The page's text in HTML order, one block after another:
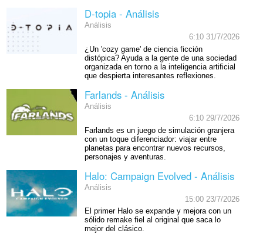
D-topia - Análisis
Análisis
6:10 31/7/2026
¿Un 'cozy game' de ciencia ficción
distópica? Ayuda a la gente de una sociedad
organizada en torno a la inteligencia artificial
que despierta interesantes reflexiones.
Farlands - Análisis
Análisis
6:10 29/7/2026
Farlands es un juego de simulación granjera
con un toque diferenciador: viajar entre
planetas para encontrar nuevos recursos,
personajes y aventuras.
Halo: Campaign Evolved - Análisis
Análisis
15:00 23/7/2026
El primer Halo se expande y mejora con un
sólido remake fiel al original que saca lo
mejor del clásico.